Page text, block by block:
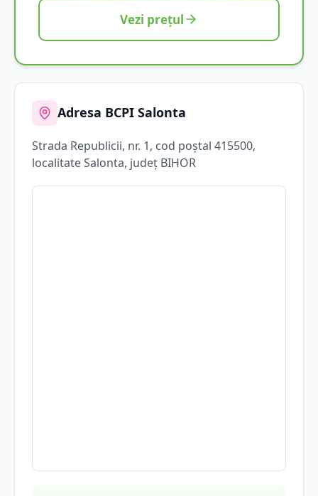
Vezi prețul
Adresa BCPI Salonta
Strada Republicii, nr. 1, cod poștal 415500,
localitateSalonta, județ BIHOR